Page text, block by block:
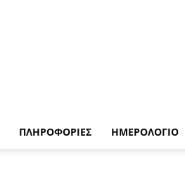
ΠΛΗΡΟΦΟΡΙΕΣ ΗΜΕΡΟΛΟΓΙΟ